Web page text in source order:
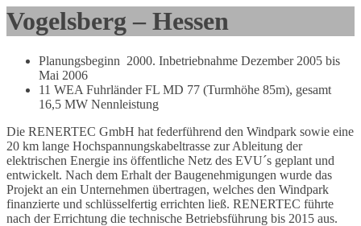
Skip
to
Vogelsberg – Hessen
Planungsbeginn 2000. Inbetriebnahme Dezember 2005 bis
Mai 2006
11 WEA Fuhrländer FL MD 77 (Turmhöhe 85m), gesamt
16,5 MW Nennleistung
Die RENERTEC GmbH hat federführend den Windpark sowie eine
20 km lange Hochspannungskabeltrasse zur Ableitung der
elektrischen Energie ins öffentliche Netz des EVU´s geplant und
entwickelt. Nach dem Erhalt der Baugenehmigungen wurde das
Projekt an ein Unternehmen übertragen, welches den Windpark
finanzierte und schlüsselfertig errichten ließ. RENERTEC führte
nach der Errichtung die technische Betriebsführung bis 2015 aus.